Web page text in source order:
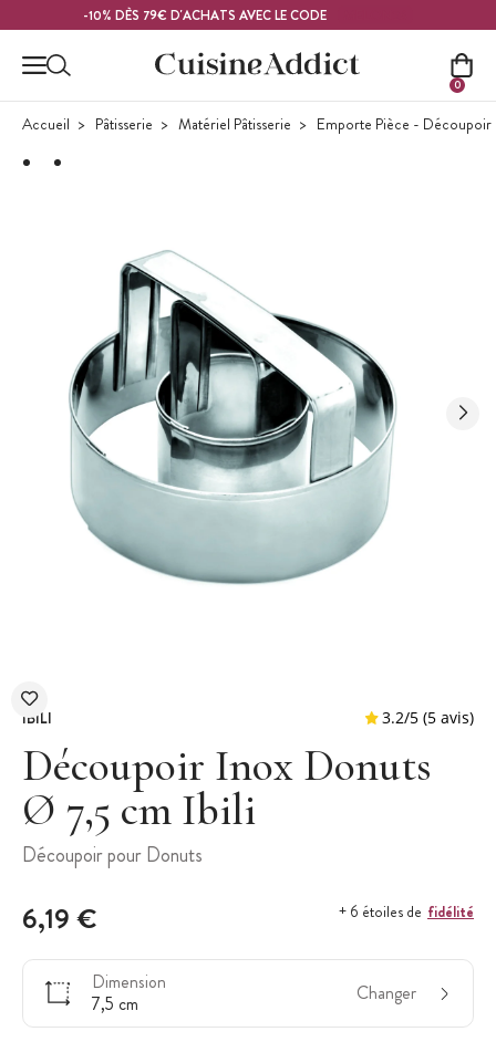
Contenu principal-10% DÈS 79€ D'ACHATS AVEC LE CODE
0
Accueil Pâtisserie Matériel Pâtisserie Emporte Pièce - Découpoir
IBILI
Découpoir Inox Donuts
Ø 7,5 cm Ibili
Découpoir pour Donuts
6,19 € + 6 étoiles de fidélité
Dimension
7,5 cm
Changer